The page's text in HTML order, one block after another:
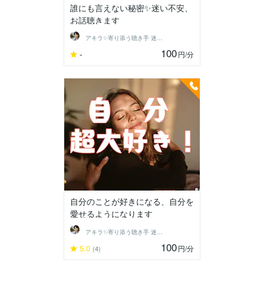
誰にも言えない秘密✨迷い不安、
お話聴きます
アキラ✨寄り添う聴き手 迷い不安の相談室
- 100円/分
自分のことが好きになる、自分を
愛せるようになります
5.0 (4) 100円/分